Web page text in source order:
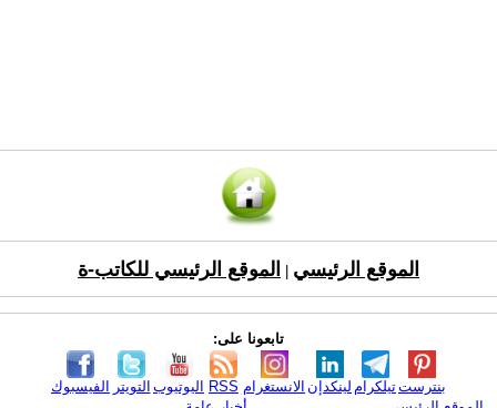
الموقع الرئيسي الموقع الرئيسي للكاتب-ة
تابعونا على:
الفيسبوك التويتر اليوتيوب RSS الانستغرام لينكدإن تيلكرامبنترست